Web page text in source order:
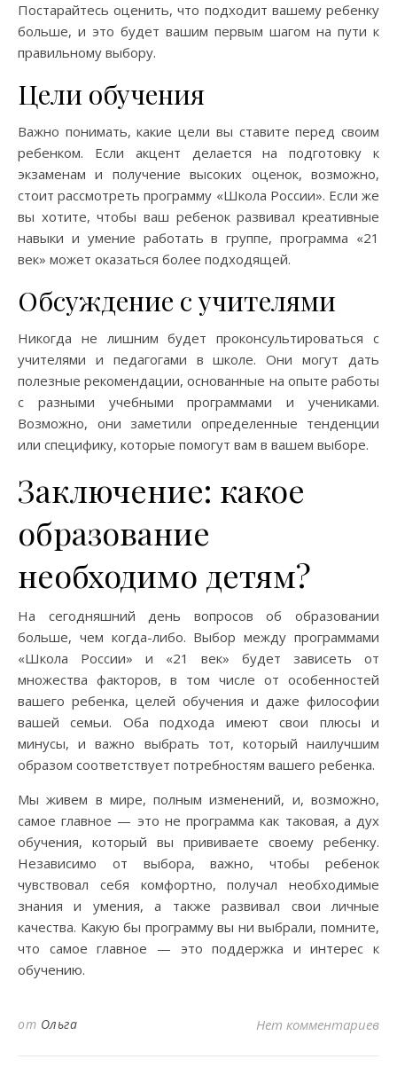
Постарайтесь оценить, что подходит вашему ребенку
больше, и это будет вашим первым шагом на пути к
правильному выбору.
Цели обучения
Важно понимать, какие цели вы ставите перед своим
ребенком. Если акцент делается на подготовку к
экзаменам и получение высоких оценок, возможно,
стоит рассмотреть программу «Школа России». Если же
вы хотите, чтобы ваш ребенок развивал креативные
навыки и умение работать в группе, программа «21
век» может оказаться более подходящей.
Обсуждение с учителями
Никогда не лишним будет проконсультироваться с
учителями и педагогами в школе. Они могут дать
полезные рекомендации, основанные на опыте работы
с разными учебными программами и учениками.
Возможно, они заметили определенные тенденции
или специфику, которые помогут вам в вашем выборе.
Заключение: какое
образование
необходимо детям?
На сегодняшний день вопросов об образовании
больше, чем когда-либо. Выбор между программами
«Школа России» и «21 век» будет зависеть от
множества факторов, в том числе от особенностей
вашего ребенка, целей обучения и даже философии
вашей семьи. Оба подхода имеют свои плюсы и
минусы, и важно выбрать тот, который наилучшим
образом соответствует потребностям вашего ребенка.
Мы живем в мире, полным изменений, и, возможно,
самое главное — это не программа как таковая, а дух
обучения, который вы прививаете своему ребенку.
Независимо от выбора, важно, чтобы ребенок
чувствовал себя комфортно, получал необходимые
знания и умения, а также развивал свои личные
качества. Какую бы программу вы ни выбрали, помните,
что самое главное — это поддержка и интерес к
обучению.
от Ольга Нет комментариев